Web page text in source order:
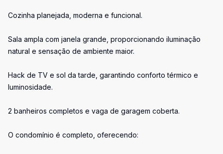
Cozinha planejada, moderna e funcional.
Sala ampla com janela grande, proporcionando iluminação
natural e sensação de ambiente maior.
Hack de TV e sol da tarde, garantindo conforto térmico e
luminosidade.
2 banheiros completos e vaga de garagem coberta.
O condomínio é completo, oferecendo: